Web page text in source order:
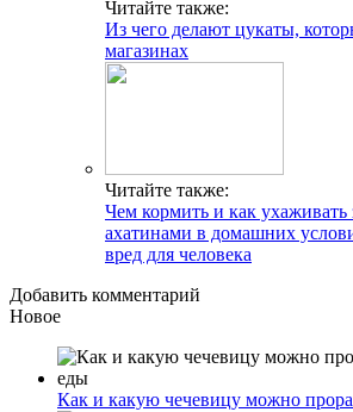
Читайте также:
Из чего делают цукаты,
магазинах
Читайте также:
Чем кормить и как ухаживать
ахатинами в домашних
вред для человека
Добавить комментарий
Новое
Как и какую чечевицу можно